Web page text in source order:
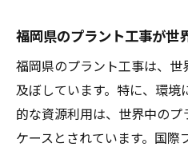
活性化
プラント工事が促
地域産業の発展を
要性
雇用創出と福岡県
福岡県のプラント工事が世
福岡県のプラント工事は、
及ぼしています。特に、環
的な資源利用は、世界中の
ケースとされています。国際